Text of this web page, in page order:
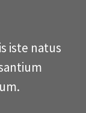
iste natus
©
| Site feito por